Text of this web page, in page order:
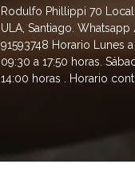
Rodulfo Phillippi 70
ULA, Santiago. Whatsapp
91593748 Horario Lunes
09:30 a 17:50 horas.
14:00 horas . Horario